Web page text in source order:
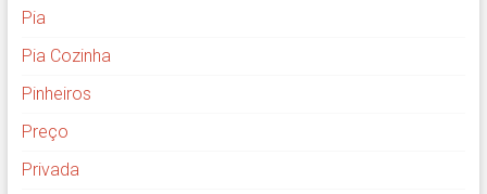
Pia
Pia Cozinha
Pinheiros
Preço
Privada